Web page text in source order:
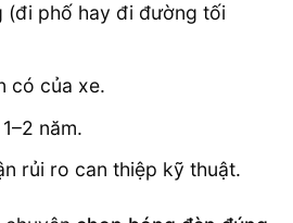
(đi phố hay đi đường tối
có của xe.
năm.
rủi ro can thiệp kỹ thuật.